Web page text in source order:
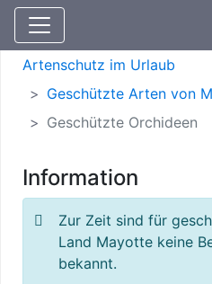
Artenschutz
Artenschutz im Urlaub
Geschützte Arten von
Geschützte Orchideen
Information
Zur Zeit sind für
Land Mayotte keine
bekannt.